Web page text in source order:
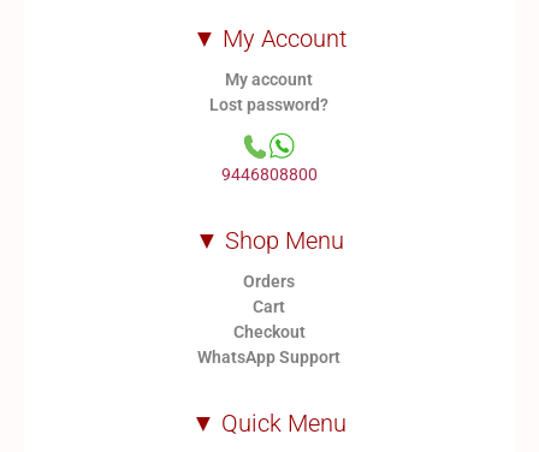
▼ My Account
My account
Lost password?
9446808800
▼ Shop Menu
Orders
Cart
Checkout
WhatsApp Support
▼ Quick Menu